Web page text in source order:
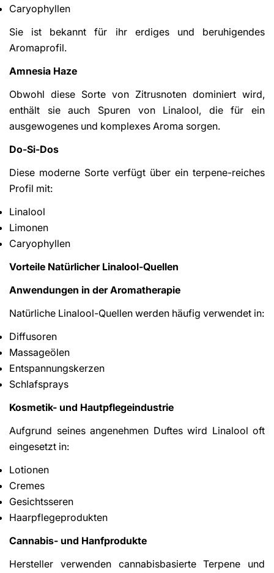
Caryophyllen
Sie ist bekannt für ihr erdiges und beruhigendes
Aromaprofil.
Amnesia Haze
Obwohl diese Sorte von Zitrusnoten dominiert wird,
enthält sie auch Spuren von Linalool, die für ein
ausgewogenes und komplexes Aroma sorgen.
Do-Si-Dos
Diese moderne Sorte verfügt über ein terpene-reiches
Profil mit:
Linalool
Limonen
Caryophyllen
Vorteile Natürlicher Linalool-Quellen
Anwendungen in der Aromatherapie
Natürliche Linalool-Quellen werden häufig verwendet in:
Diffusoren
Massageölen
Entspannungskerzen
Schlafsprays
Kosmetik- und Hautpflegeindustrie
Aufgrund seines angenehmen Duftes wird Linalool oft
eingesetzt in:
Lotionen
Cremes
Gesichtsseren
Haarpflegeprodukten
Cannabis- und Hanfprodukte
Hersteller verwenden cannabisbasierte Terpene und